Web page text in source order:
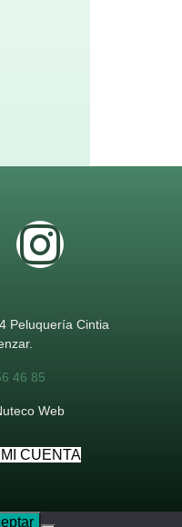
Peluquería Cintia
46 85
Web
CUENTA